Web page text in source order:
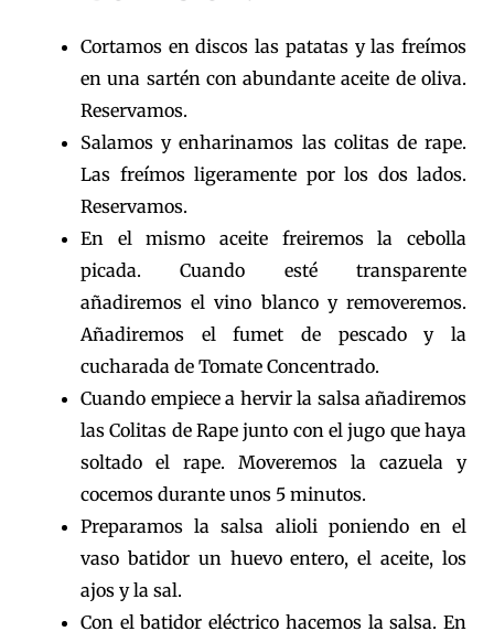
Cortamos en discos las patatas y las freímos
en una sartén con abundante aceite de oliva.
Reservamos.
Salamos y enharinamos las colitas de rape.
Las freímos ligeramente por los dos lados.
Reservamos.
En el mismo aceite freiremos la cebolla
picada. Cuando esté transparente
añadiremos el vino blanco y removeremos.
Añadiremos el fumet de pescado y la
cucharada de Tomate Concentrado.
Cuando empiece a hervir la salsa añadiremos
las Colitas de Rape junto con el jugo que haya
soltado el rape. Moveremos la cazuela y
cocemos durante unos 5 minutos.
Preparamos la salsa alioli poniendo en el
vaso batidor un huevo entero, el aceite, los
ajos y la sal.
Con el batidor eléctrico hacemos la salsa. En